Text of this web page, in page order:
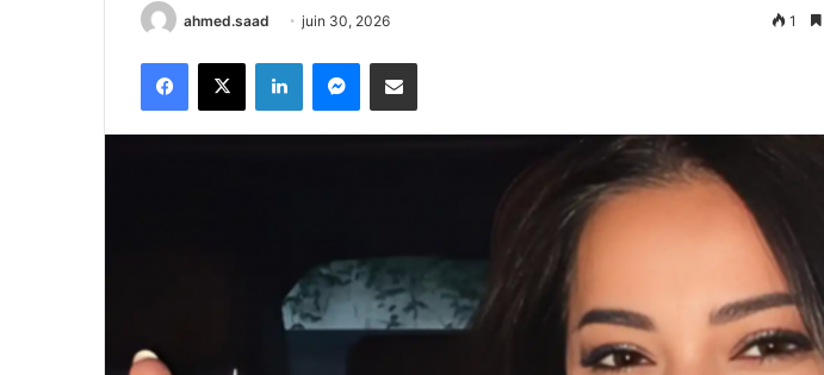
ahmed.saad juin 30, 2026 1